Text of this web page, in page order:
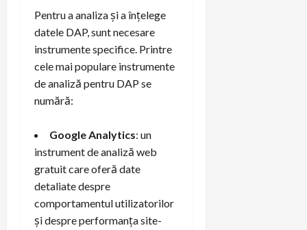
Pentru a analiza și a înțelege
datele DAP, sunt necesare
instrumente specifice. Printre
cele mai populare instrumente
de analiză pentru DAP se
numără:
Google Analytics: un
instrument de analiză web
gratuit care oferă date
detaliate despre
comportamentul utilizatorilor
și despre performanța site-